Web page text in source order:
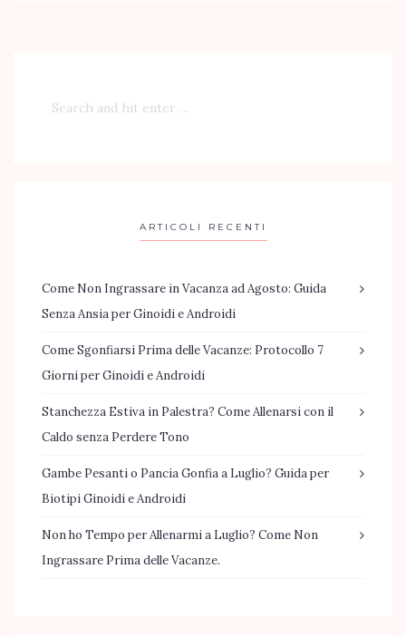
ARTICOLI RECENTI
Come Non Ingrassare in Vacanza ad Agosto: Guida
Senza Ansia per Ginoidi e Androidi
Come Sgonfiarsi Prima delle Vacanze: Protocollo 7
Giorni per Ginoidi e Androidi
Stanchezza Estiva in Palestra? Come Allenarsi con il
Caldo senza Perdere Tono
Gambe Pesanti o Pancia Gonfia a Luglio? Guida per
Biotipi Ginoidi e Androidi
Non ho Tempo per Allenarmi a Luglio? Come Non
Ingrassare Prima delle Vacanze.